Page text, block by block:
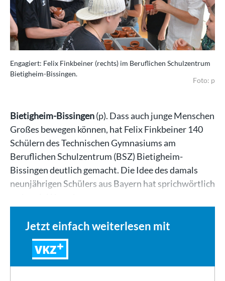
Engagiert: Felix Finkbeiner (rechts) im Beruflichen Schulzentrum
Bietigheim-Bissingen.
Foto: p
Bietigheim-Bissingen(p). Dass auch junge Menschen
Großes bewegen können, hat Felix Finkbeiner 140
Schülern des Technischen Gymnasiums am
Beruflichen Schulzentrum (BSZ) Bietigheim-
Bissingen deutlich gemacht. Die Idee des damals
neunjährigen Schülers aus Bayern hat sprichwörtlich
Jetzt einfach weiterlesen mit
VKZ